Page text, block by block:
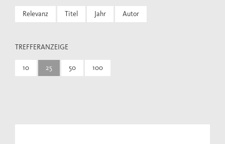
Relevanz Titel Jahr Autor
TREFFERANZEIGE
10 25 50 100